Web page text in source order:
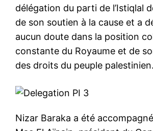
l'information
délégation du parti de l’Istiqlal
de son soutien à la cause et a
aucun doute dans la position
constante du Royaume et de
des droits du peuple palestinien.
Nizar Baraka a été